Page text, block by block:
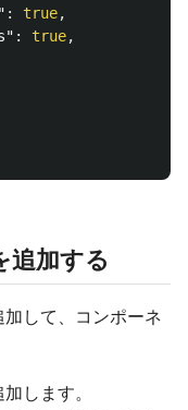
: true,
: true,
加する
して、コンポーネ
します。